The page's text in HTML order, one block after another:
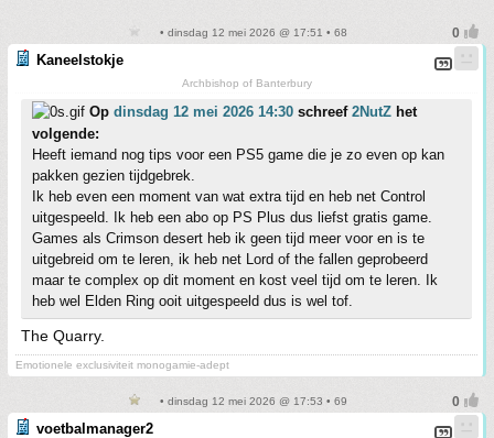
• dinsdag 12 mei 2026 @ 17:51 • 68
Kaneelstokje
Archbishop of Banterbury
Op dinsdag 12 mei 2026 14:30 schreef 2NutZ het
volgende:
Heeft iemand nog tips voor een PS5 game die je zo even op kan
pakken gezien tijdgebrek.
Ik heb even een moment van wat extra tijd en heb net Control
uitgespeeld. Ik heb een abo op PS Plus dus liefst gratis game.
Games als Crimson desert heb ik geen tijd meer voor en is te
uitgebreid om te leren, ik heb net Lord of the fallen geprobeerd
maar te complex op dit moment en kost veel tijd om te leren. Ik
heb wel Elden Ring ooit uitgespeeld dus is wel tof.
The Quarry.
Emotionele exclusiviteit monogamie-adept
• dinsdag 12 mei 2026 @ 17:53 • 69
voetbalmanager2